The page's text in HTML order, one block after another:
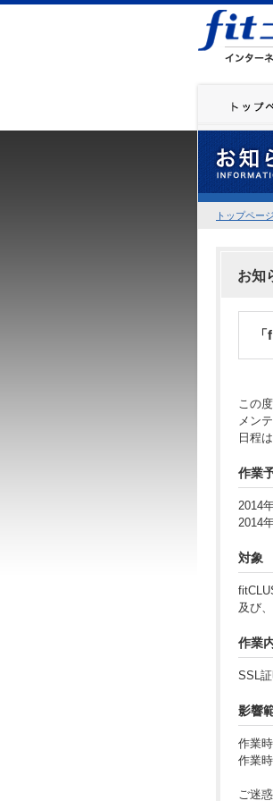
トップページ
お知
この
メン
日程
作業
2014
2014
対象
及び
作業
SSL
影響
作業
作業
ご迷